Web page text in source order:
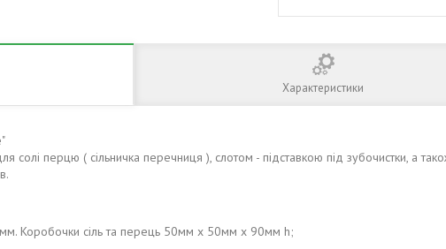
Характеристики
солі перцю ( сільничка перечниця ), слотом - підставкою під зубочистки, а
Коробочки сіль та перець 50мм х 50мм x 90мм h;